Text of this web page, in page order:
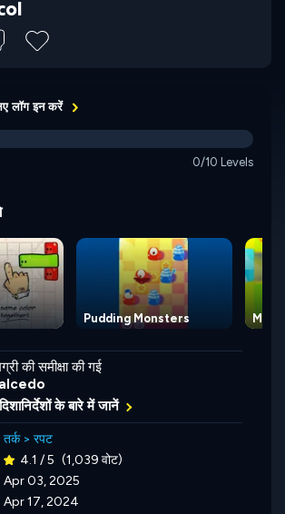
लॉग इन करें
0/10 Levels
Pudding Monsters
की समीक्षा की गई
के बारे में जानें
तर्क> रपट
4.1 / 5 (1,039 वोट)
Apr 03, 2025
Apr 17, 2024